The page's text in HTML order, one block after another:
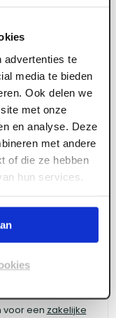
advertenties te
media te bieden
Ook delen we
met onze
en analyse. Deze
met andere
of die ze hebben
hun services.
voor een zakelijke